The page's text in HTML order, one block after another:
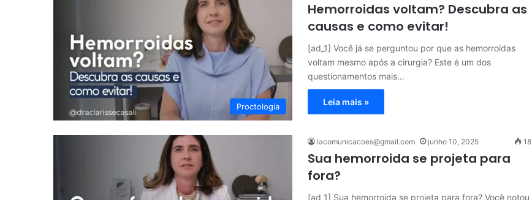
Proctologia
Hemorroidas voltam? Descubra as
causas e como evitar!
[ad_1] Você já se perguntou por que as hemorroidas
voltam mesmo após a cirurgia? Este é um dos
questionamentos mais…
Leia mais »
lacomunicacoes@gmail.com junho 10, 2025 18
Sua hemorroida se projeta para
fora?
[ad_1] Sua hemorroida se projeta para fora? Você notou